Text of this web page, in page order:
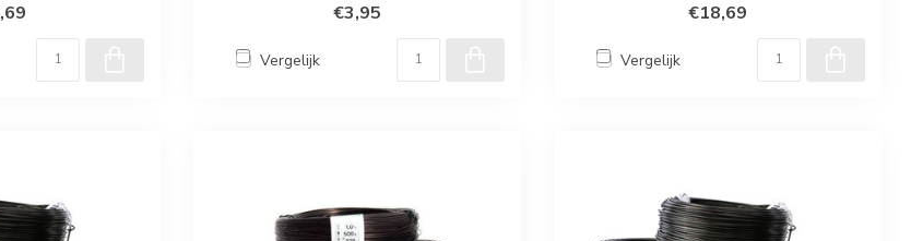
€3,95
Vergelijk
€18,69
Vergelijk